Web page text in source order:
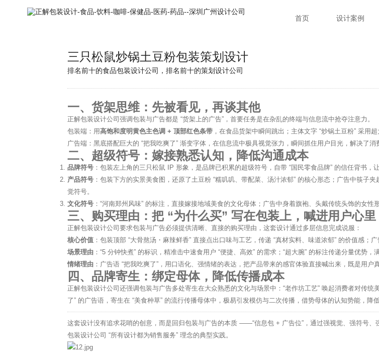
首页 设计案例
三只松鼠炒锅土豆粉包装策划设计
排名前十的食品包装设计公司，排名前十的策划设计公司
一、货架思维：先被看见，再谈其他
正解包装设计公司强调包装与广告都是 “货架上的广告”，首要任务是在杂乱的终端与信息流中抢夺注意力。
包装端：用高饱和度明黄色主色调 + 顶部红色条带 ，在食品货架中瞬间跳出；主体文字 “炒锅土豆粉” 采用
广告端：黑底搭配巨大的 “把我吃爽了” 渐变字体，在信息流中极具视觉张力，瞬间抓住用户目光，解决了
二、超级符号：嫁接熟悉认知，降低沟通成本
品牌符号 ：包装左上角的三只松鼠 IP 形象，是品牌已积累的超级符号，自带 “国民零食品牌” 的信任背书，
产品符号 ：包装下方的实景美食图，还原了土豆粉 “糯叽叽、带配菜、汤汁浓郁” 的核心形态；广告中筷子
觉符号。
文化符号 ：“河南郑州风味” 的标注，直接嫁接地域美食的文化母体；广告中身着旗袍、头戴传统头饰的女
三、购买理由：把 “为什么买” 写在包装上，喊进用户心里
正解包装设计公司要求包装与广告必须提供清晰、直接的购买理由，这套设计通过多层信息完成说服：
核心价值 ：包装顶部 “大骨熬汤・麻辣鲜香” 直接点出口味与工艺，传递 “真材实料、味道浓郁” 的价值感；
场景理由 ：“5 分钟快煮” 的标识，精准击中速食用户 “便捷、高效” 的需求；“超大腕” 的标注传递分量优势，
情绪理由 ：广告语 “把我吃爽了”，用口语化、强情绪的表达，把产品带来的感官体验直接喊出来，既是用
四、品牌寄生：绑定母体，降低传播成本
正解包装设计公司还强调包装与广告多处寄生在大众熟悉的文化与场景中：“老作坊工艺” 唤起消费者对传
了” 的广告语，寄生在 “美食种草” 的流行传播母体中，极易引发模仿与二次传播，借势母体的认知势能，降
这套设计没有追求花哨的创意，而是回归包装与广告的本质 ——“信息包 + 广告位”，通过强视觉、强符号
包装设计公司 “所有设计都为销售服务” 理念的典型实践。